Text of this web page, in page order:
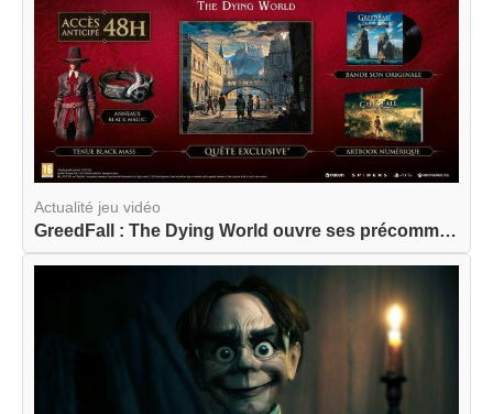
Actualité jeu vidéo
GreedFall : The Dying World ouvre ses précommand...